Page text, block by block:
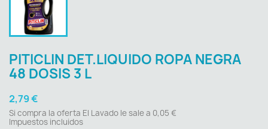
PITICLIN DET.LIQUIDO ROPA NEGRA
48 DOSIS 3 L
2,79 €
Si compra la oferta El Lavado le sale a 0,05 €
Impuestos incluidos